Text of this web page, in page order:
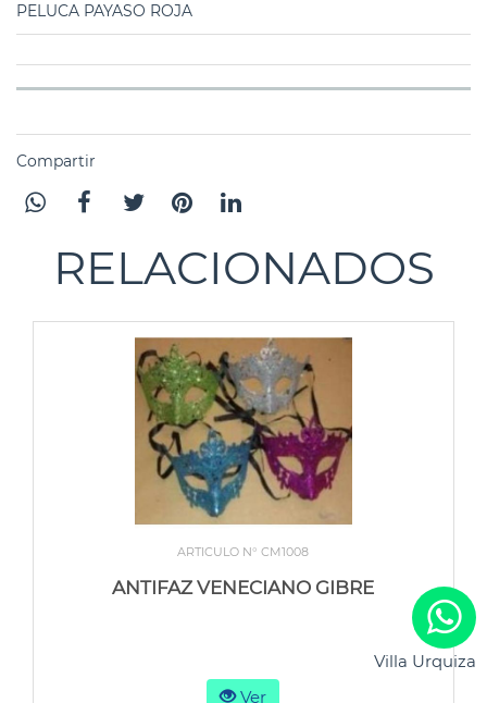
Villa Urquiza
PELUCA PAYASO ROJA
Compartir
RELACIONADOS
ARTICULO N° CM1008
ANTIFAZ VENECIANO GIBRE
Ver